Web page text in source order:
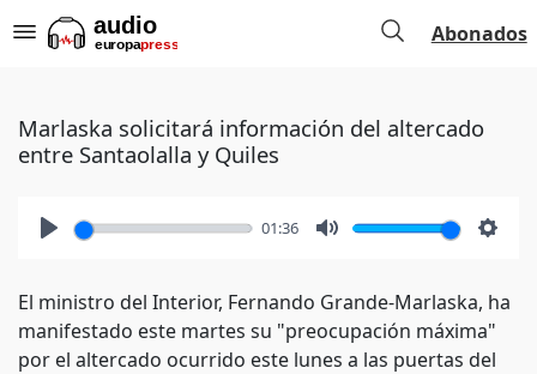
Abonados
Marlaska solicitará información del altercado
entre Santaolalla y Quiles
01:36
El ministro del Interior, Fernando Grande-Marlaska, ha
manifestado este martes su "preocupación máxima"
por el altercado ocurrido este lunes a las puertas del